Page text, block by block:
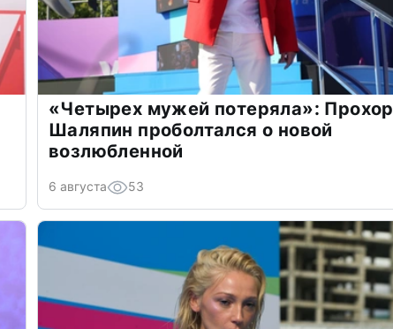
«Четырех мужей потеряла»: Прохор
Шаляпин проболтался о новой
возлюбленной
6 августа 53